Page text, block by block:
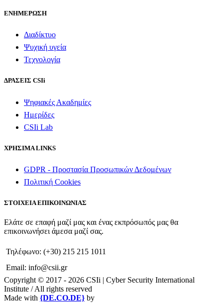
ΕΝΗΜΕΡΩΣΗ
Διαδίκτυο
Ψυχική υγεία
Τεχνολογία
ΔΡΑΣΕΙΣ CSIi
Ψηφιακές Ακαδημίες
Ημερίδες
CSIi Lab
ΧΡΗΣΙΜΑ LINKS
GDPR - Προστασία Προσωπικών Δεδομένων
Πολιτική Cookies
ΣΤΟΙΧΕΙΑ ΕΠΙΚΟΙΝΩΝΙΑΣ
Ελάτε σε επαφή μαζί μας και ένας εκπρόσωπός μας θα
επικοινωνήσει άμεσα μαζί σας.
Τηλέφωνο: (+30) 215 215 1011
Email: info@csii.gr
Copyright © 2017 - 2026 CSIi | Cyber Security International
Institute / All rights reserved
Made with {DE.CO.DE} by